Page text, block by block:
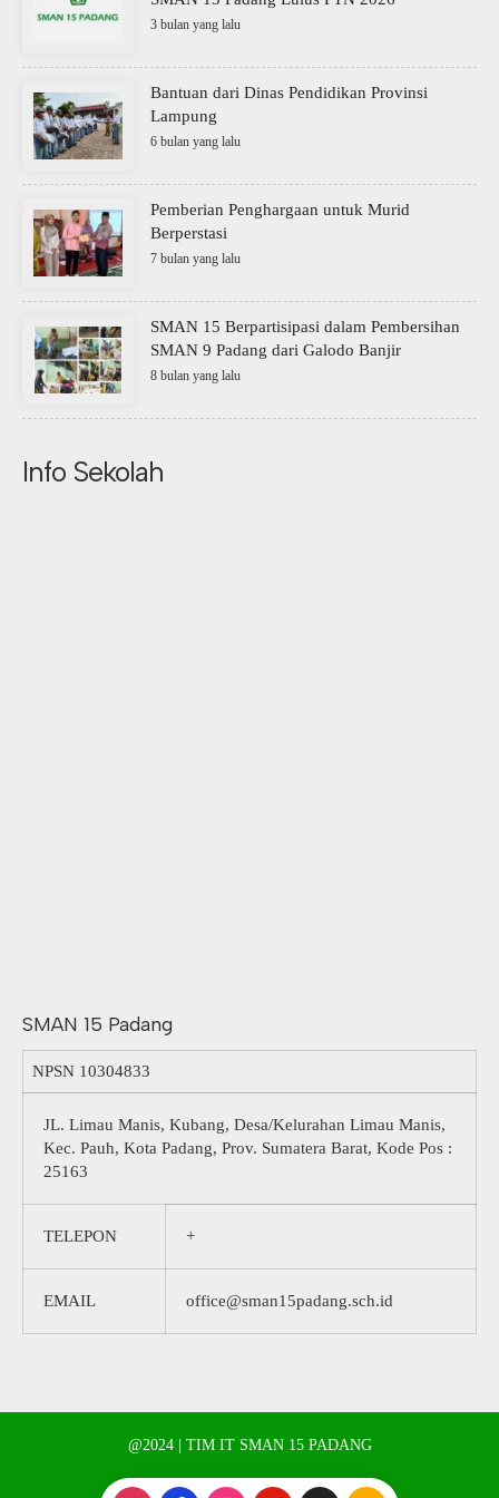
3 bulan yang lalu
Bantuan dari Dinas Pendidikan Provinsi
Lampung
6 bulan yang lalu
Pemberian Penghargaan untuk Murid
Berperstasi
7 bulan yang lalu
SMAN 15 Berpartisipasi dalam Pembersihan
SMAN 9 Padang dari Galodo Banjir
8 bulan yang lalu
Info Sekolah
SMAN 15 Padang
NPSN 10304833
JL. Limau Manis, Kubang, Desa/Kelurahan Limau Manis,
Kec. Pauh, Kota Padang, Prov. Sumatera Barat, Kode Pos :
25163
TELEPON +
EMAIL office@sman15padang.sch.id
@2024 | TIM IT SMAN 15 PADANG